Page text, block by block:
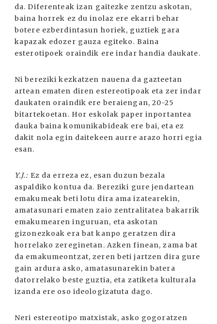
da. Diferenteak izan gaitezke zentzu askotan,
baina horrek ez du inolaz ere ekarri behar
botere ezberdintasun horiek, guztiek gara
kapazak edozer gauza egiteko. Baina
esterotipoek oraindik ere indar handia daukate.
Ni bereziki kezkatzen nauena da gazteetan
artean ematen diren estereotipoak eta zer indar
daukaten oraindik ere beraiengan, 20-25
bitartekoetan. Hor eskolak paper inportantea
dauka baina komunikabideak ere bai, eta ez
dakit nola egin daitekeen aurre arazo horri egia
esan.
Y.J.: Ez da erreza ez, esan duzun bezala
aspaldiko kontua da. Bereziki gure jendartean
emakumeak beti lotu dira ama izatearekin,
amatasunari ematen zaio zentralitatea bakarrik
emakumearen inguruan, eta askotan
gizonezkoak era bat kanpo geratzen dira
horrelako zereginetan. Azken finean, zama bat
da emakumeontzat, zeren beti jartzen dira gure
gain ardura asko, amatasunarekin batera
datorrelako beste guztia, eta zatiketa kulturala
izanda ere oso ideologizatuta dago.
Neri estereotipo matxistak, asko gogoratzen